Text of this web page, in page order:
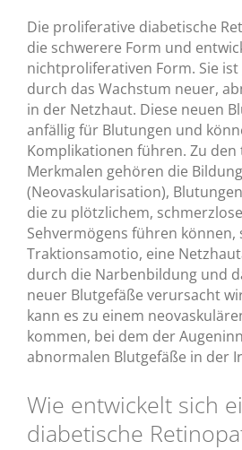
Die proliferative diabetische
die schwerere Form und
nichtproliferativen Form. Sie
durch das Wachstum neuer,
in der Netzhaut. Diese neuen
anfällig für Blutungen und
Komplikationen führen. Zu den
Merkmalen gehören die
(Neovaskularisation),
die zu plötzlichem,
Sehvermögens führen können,
Traktionsamotio, eine
durch die Narbenbildung und
neuer Blutgefäße verursacht
kann es zu einem
kommen, bei dem der
abnormalen Blutgefäße in der
Wie entwickelt sich
diabetische